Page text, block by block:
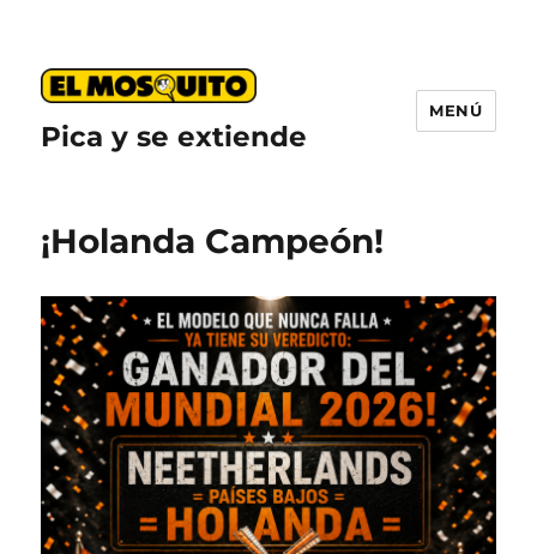
Pica y se extiende
MENÚ
¡Holanda Campeón!